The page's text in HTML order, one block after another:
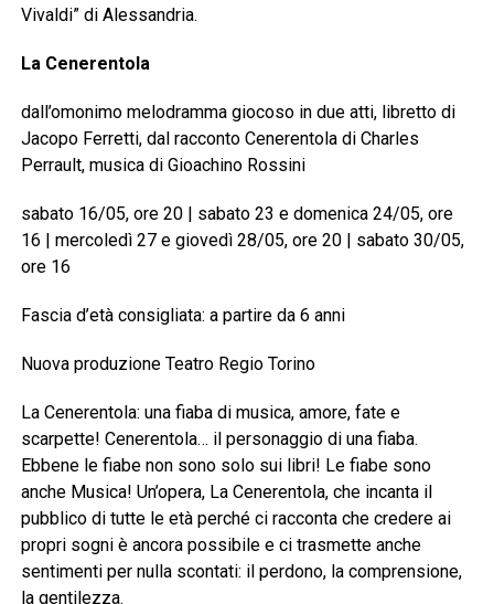
Vivaldi” di Alessandria.
La Cenerentola
dall’omonimo melodramma giocoso in due atti, libretto di
Jacopo Ferretti, dal racconto Cenerentola di Charles
Perrault, musica di Gioachino Rossini
sabato 16/05, ore 20 | sabato 23 e domenica 24/05, ore
16 | mercoledì 27 e giovedì 28/05, ore 20 | sabato 30/05,
ore 16
Fascia d’età consigliata: a partire da 6 anni
Nuova produzione Teatro Regio Torino
La Cenerentola: una fiaba di musica, amore, fate e
scarpette! Cenerentola… il personaggio di una fiaba.
Ebbene le fiabe non sono solo sui libri! Le fiabe sono
anche Musica! Un’opera, La Cenerentola, che incanta il
pubblico di tutte le età perché ci racconta che credere ai
propri sogni è ancora possibile e ci trasmette anche
sentimenti per nulla scontati: il perdono, la comprensione,
la gentilezza.